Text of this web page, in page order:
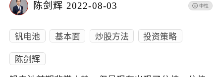
陈剑辉 2022-08-03
钒电池 基本面 炒股方法
投资策略
陈剑辉